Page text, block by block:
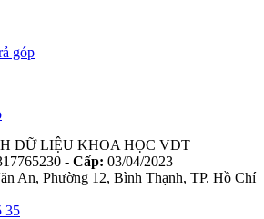
góp
DỮ LIỆU KHOA HỌC VDT
- Cấp: 03/04/2023
An, Phường 12, Bình Thạnh, TP. Hồ Chí
35